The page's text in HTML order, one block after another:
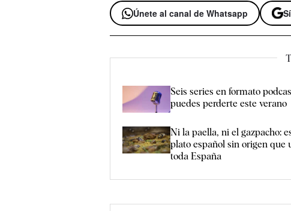
Únete al canal de Whatsapp
Seis series en formato
puedes perderte este verano
Ni la paella, ni el gazpacho:
plato español sin origen que
toda España